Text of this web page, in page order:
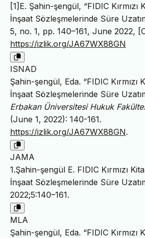
[1]E. Şahin-şengül, “FIDIC Kırmızı
İnşaat Sözleşmelerinde Süre
5, no. 1, pp. 140–161, June 2022,
https://izlik.org/JA67WX88GN
ISNAD
Şahin-şengül, Eda. “FIDIC Kırmızı
İnşaat Sözleşmelerinde Süre
Erbakan Üniversitesi Hukuk
(June 1, 2022): 140-161.
https://izlik.org/JA67WX88GN.
JAMA
1.Şahin-şengül E. FIDIC Kırmızı
İnşaat Sözleşmelerinde Süre
2022;5:140–161.
MLA
Şahin-şengül, Eda. “FIDIC Kırmızı